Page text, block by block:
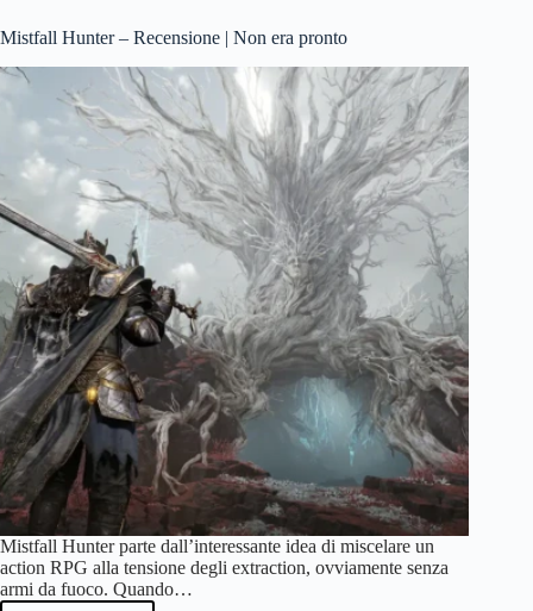
Mistfall Hunter – Recensione | Non era pronto
Mistfall Hunter parte dall’interessante idea di miscelare un
action RPG alla tensione degli extraction, ovviamente senza
armi da fuoco. Quando…